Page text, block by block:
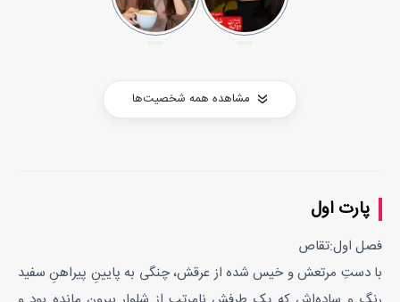
مشاهده همه شخصیت‌ها
پارت اول
فصل اول:تقاص
با دستِ مرتعش و خیس شده از عرقش، چنگی به پایینِ پیراهنِ سفید